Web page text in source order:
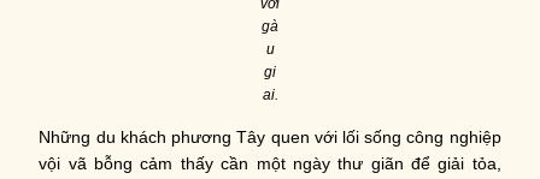
với
gà
u
gi
ai.
Những du khách phương Tây quen với lối sống công nghiệp
vội vã bỗng cảm thấy cần một ngày thư giãn để giải tỏa,